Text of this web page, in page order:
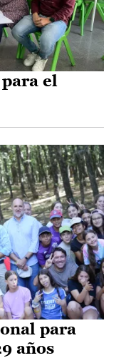
el
para
años